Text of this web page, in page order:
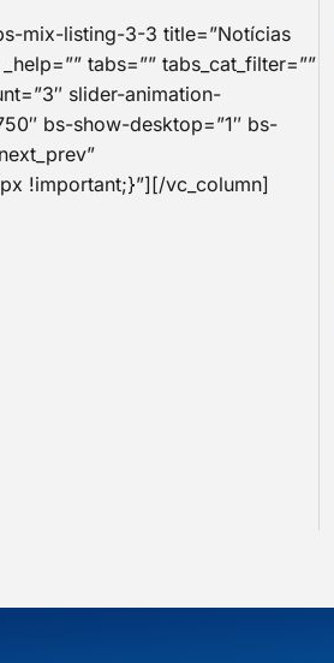
mix-listing-3-3 title=”Notícias
tabs=”” tabs_cat_filter=””
slider-animation-
bs-show-desktop=”1″ bs-
!important;}”][/vc_column]